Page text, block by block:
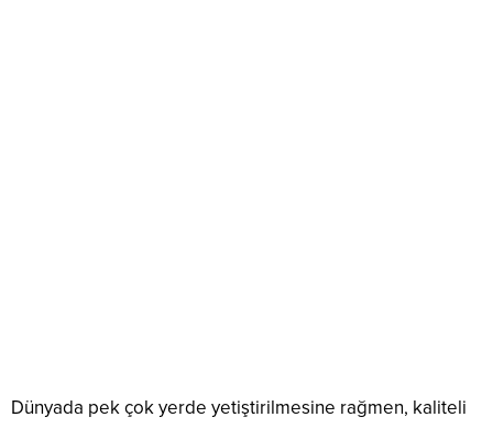
Dünyada pek çok yerde yetiştirilmesine rağmen, kaliteli